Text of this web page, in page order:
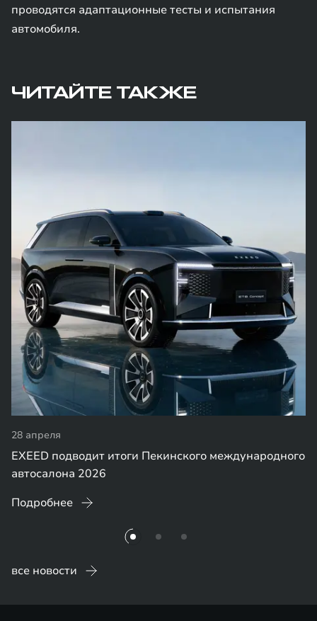
проводятся адаптационные тесты и испытания
автомобиля.
ЧИТАЙТЕ ТАКЖЕ
28 апреля
EXEED подводит итоги Пекинского международного
автосалона 2026
Подробнее
все новости